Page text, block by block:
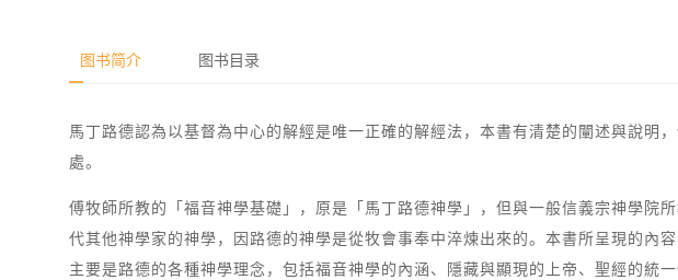
图书简介 图书目录
馬丁路德認為以基督為中心的解經是唯一正確的解經法，本書有清楚的闡述與說明
處。
傅牧師所教的「福音神學基礎」，原是「馬丁路德神學」，但與一般信義宗神學院
代其他神學家的神學，因路德的神學是從牧會事奉中淬煉出來的。本書所呈現的內
主要是路德的各種神學理念，包括福音神學的內涵、隱藏與顯現的上帝、聖經的統